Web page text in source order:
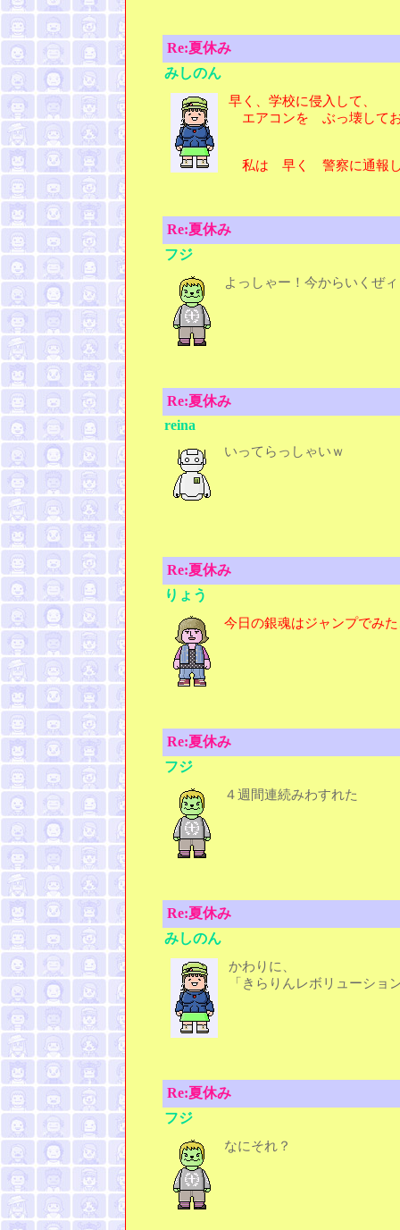
Re:夏休み
みしのん
早く、学校に侵入して、
エアコンを ぶっ壊して
私は 早く 警察に通報し
Re:夏休み
フジ
よっしゃー！今からいくぜィ
Re:夏休み
reina
いってらっしゃいｗ
Re:夏休み
りょう
今日の銀魂はジャンプでみ
Re:夏休み
フジ
４週間連続みわすれた
Re:夏休み
みしのん
かわりに、
「きらりんレボリューショ
Re:夏休み
フジ
なにそれ？